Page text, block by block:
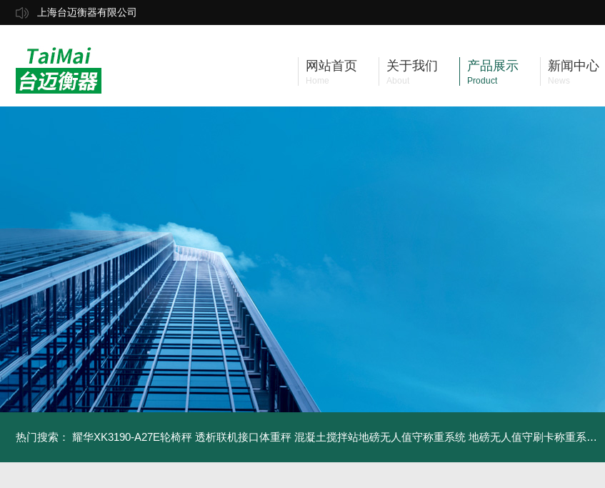
上海台迈衡器有限公司
网站首页
Home
关于我们
About
产品展示
Product
新闻中心
News
热门搜索： 耀华XK3190-A27E轮椅秤 透析联机接口体重秤 混凝土搅拌站地磅无人值守称重系统 地磅无人值守刷卡称重系统